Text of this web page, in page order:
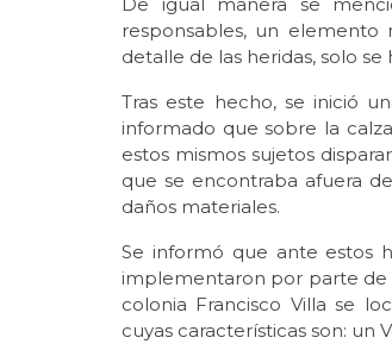
responsables, un elemento
detalle de las heridas, solo
Tras este hecho, se inició
informado que sobre la
estos mismos sujetos
que se encontraba afuera
daños materiales.
Se informó que ante estos
implementaron por parte de
colonia Francisco Villa se
cuyas características son: un